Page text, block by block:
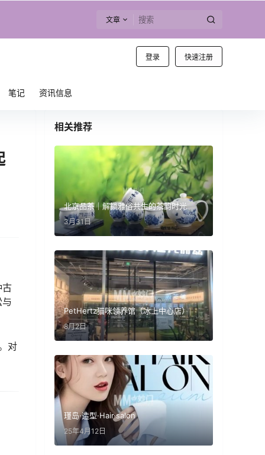
文章
登录 快速注册
笔记 资讯信息
古
对
相关推荐
北京品茶｜解锁雅俗共生的茶韵时光
3月31日
PetHertz猫咪领养馆（冰上中心店）
8月2日
瑾岛·造型·Hair·salon
25年4月12日